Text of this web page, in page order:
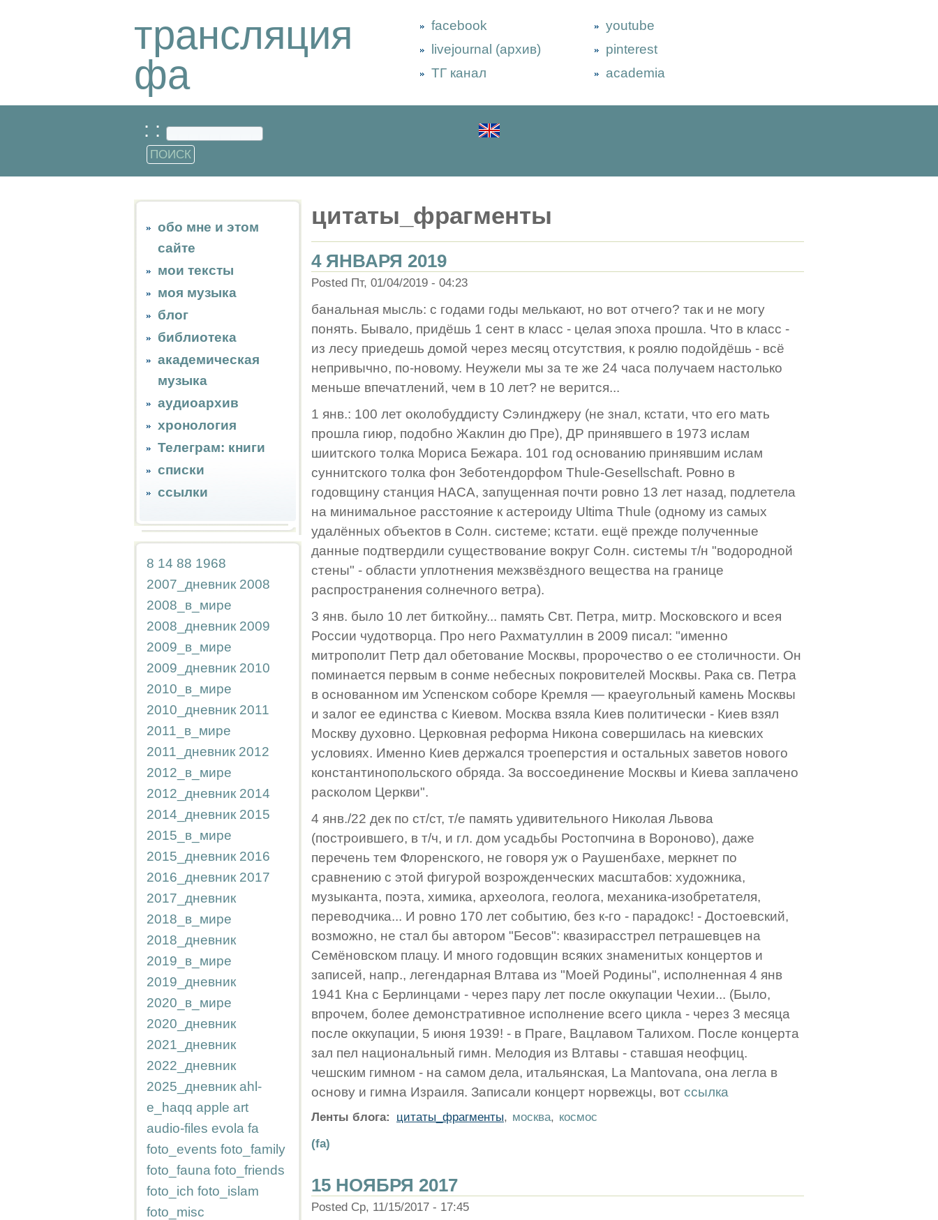
трансляция
фа
facebook
livejournal (архив)
ТГ канал
youtube
pinterest
academia
: :
обо мне и этом
сайте
мои тексты
моя музыка
блог
библиотека
академическая
музыка
аудиоархив
хронология
Телеграм: книги
списки
ссылки
8 14 88 1968
2007_дневник 2008
2008_в_мире
2008_дневник 2009
2009_в_мире
2009_дневник 2010
2010_в_мире
2010_дневник 2011
2011_в_мире
2011_дневник 2012
2012_в_мире
2012_дневник 2014
2014_дневник 2015
2015_в_мире
2015_дневник 2016
2016_дневник 2017
2017_дневник
2018_в_мире
2018_дневник
2019_в_мире
2019_дневник
2020_в_мире
2020_дневник
2021_дневник
2022_дневник
2025_дневник ahl-
e_haqq apple art
audio-files evola fa
foto_events foto_family
foto_fauna foto_friends
foto_ich foto_islam
foto_misc
цитаты_фрагменты
4 ЯНВАРЯ 2019
Posted Пт, 01/04/2019 - 04:23
банальная мысль: с годами годы мелькают, но вот отчего? так и не могу
понять. Бывало, придёшь 1 сент в класс - целая эпоха прошла. Что в класс -
из лесу приедешь домой через месяц отсутствия, к роялю подойдёшь - всё
непривычно, по-новому. Неужели мы за те же 24 часа получаем настолько
меньше впечатлений, чем в 10 лет? не верится...
1 янв.: 100 лет околобуддисту Сэлинджеру (не знал, кстати, что его мать
прошла гиюр, подобно Жаклин дю Пре), ДР принявшего в 1973 ислам
шиитского толка Мориса Бежара. 101 год основанию принявшим ислам
суннитского толка фон Зеботендорфом Thule-Gesellschaft. Ровно в
годовщину станция НАСА, запущенная почти ровно 13 лет назад, подлетела
на минимальное расстояние к астероиду Ultima Thule (одному из самых
удалённых объектов в Солн. системе; кстати. ещё прежде полученные
данные подтвердили существование вокруг Солн. системы т/н "водородной
стены" - области уплотнения межзвёздного вещества на границе
распространения солнечного ветра).
3 янв. было 10 лет биткойну... память Свт. Петра, митр. Московского и всея
России чудотворца. Про него Рахматуллин в 2009 писал: "именно
митрополит Петр дал обетование Москвы, пророчество о ее столичности. Он
поминается первым в сонме небесных покровителей Москвы. Рака св. Петра
в основанном им Успенском соборе Кремля — краеугольный камень Москвы
и залог ее единства с Киевом. Москва взяла Киев политически - Киев взял
Москву духовно. Церковная реформа Никона совершилась на киевских
условиях. Именно Киев держался троеперстия и остальных заветов нового
константинопольского обряда. За воссоединение Москвы и Киева заплачено
расколом Церкви".
4 янв./22 дек по ст/ст, т/е память удивительного Николая Львова
(построившего, в т/ч, и гл. дом усадьбы Ростопчина в Вороново), даже
перечень тем Флоренского, не говоря уж о Раушенбахе, меркнет по
сравнению с этой фигурой возрожденческих масштабов: художника,
музыканта, поэта, химика, археолога, геолога, механика-изобретателя,
переводчика... И ровно 170 лет событию, без к-го - парадокс! - Достоевский,
возможно, не стал бы автором "Бесов": квазирасстрел петрашевцев на
Семёновском плацу. И много годовщин всяких знаменитых концертов и
записей, напр., легендарная Влтава из "Моей Родины", исполненная 4 янв
1941 Кна с Берлинцами - через пару лет после оккупации Чехии... (Было,
впрочем, более демонстративное исполнение всего цикла - через 3 месяца
после оккупации, 5 июня 1939! - в Праге, Вацлавом Талихом. После концерта
зал пел национальный гимн. Мелодия из Влтавы - ставшая неофциц.
чешским гимном - на самом дела, итальянская, La Mantovana, она легла в
основу и гимна Израиля. Записали концерт норвежцы, вот ссылка
Ленты блога: цитаты_фрагменты, москва, космос
(fa)
15 НОЯБРЯ 2017
Posted Ср, 11/15/2017 - 17:45